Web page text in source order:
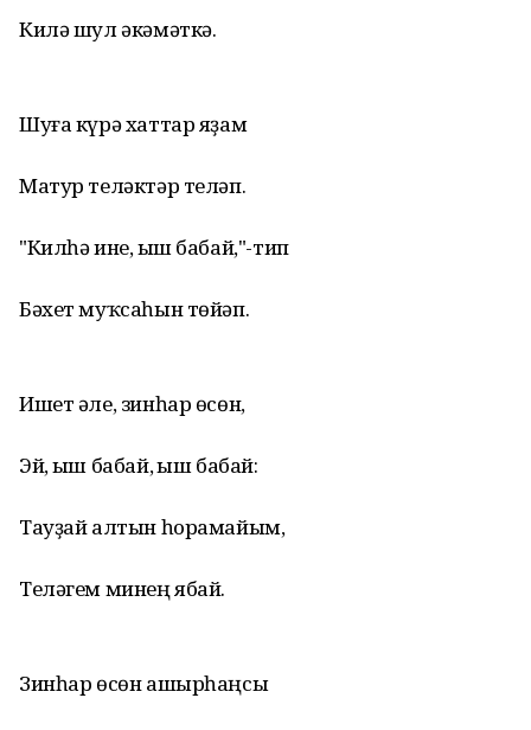
Килә шул әкәмәткә.
Шуға күрә хаттар яҙам
Матур теләктәр теләп.
"Килһә ине, Ҡыш бабай,"-тип
Бәхет муҡсаһын төйәп.
Ишет әле, зинһар өсөн,
Эй, Ҡыш бабай, Ҡыш бабай:
Тауҙай алтын һорамайым,
Теләгем минең ябай.
Зинһар өсөн ашырһаңсы